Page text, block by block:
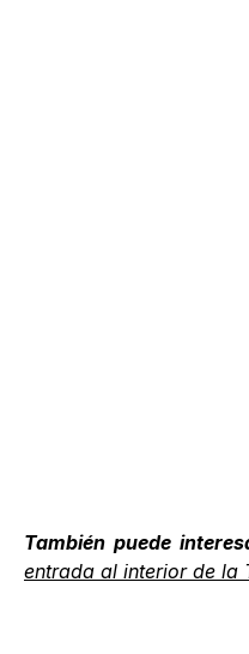
También puede
entrada al interior de la